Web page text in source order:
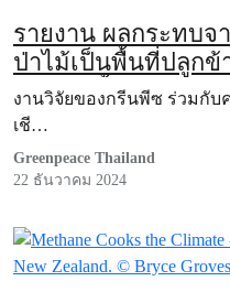
รายงาน ผลกระทบจ
ป่าไม้เป็นพื้นที่ปลูกข้
ปริมาณน้ำท่า
(flood risk areas) แ
(landslide risk
ระหว่างประเทศไทย
งานวิจัยของกรีนพีซ ร่วมกั
เชี…
Greenpeace Thailand
22 ธันวาคม 2024